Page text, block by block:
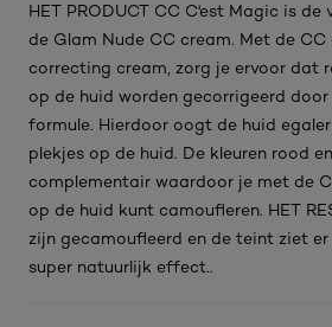
HET PRODUCT CC C'est Magic is de
de Glam Nude CC cream. Met de
correcting cream, zorg je ervoor dat
op de huid worden gecorrigeerd
formule. Hierdoor oogt de huid
plekjes op de huid. De kleuren rood
complementair waardoor je met de
op de huid kunt camoufleren. HET
zijn gecamoufleerd en de teint ziet
super natuurlijk effect..